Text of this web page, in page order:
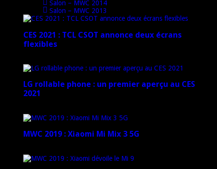
Salon – MWC 2014
Salon – MWC 2013
CES 2021 : TCL CSOT annonce deux écrans
flexibles
LG rollable phone : un premier aperçu au CES
2021
MWC 2019 : Xiaomi Mi Mix 3 5G